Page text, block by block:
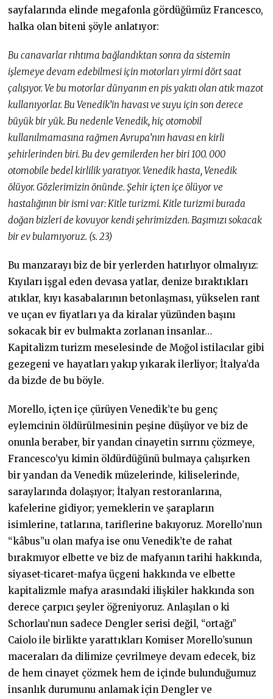
sayfalarında elinde megafonla gördüğümüz Francesco,
halka olan biteni şöyle anlatıyor:
Bu canavarlar rıhtıma bağlandıktan sonra da sistemin
işlemeye devam edebilmesi için motorları yirmi dört saat
çalışıyor. Ve bu motorlar dünyanın en pis yakıtı olan atık mazot
kullanıyorlar. Bu Venedik’in havası ve suyu için son derece
büyük bir yük. Bu nedenle Venedik, hiç otomobil
kullanılmamasına rağmen Avrupa’nın havası en kirli
şehirlerinden biri. Bu dev gemilerden her biri 100. 000
otomobile bedel kirlilik yaratıyor. Venedik hasta, Venedik
ölüyor. Gözlerimizin önünde. Şehir içten içe ölüyor ve
hastalığının bir ismi var: Kitle turizmi. Kitle turizmi burada
doğan bizleri de kovuyor kendi şehrimizden. Başımızı sokacak
bir ev bulamıyoruz. (s. 23)
Bu manzarayı biz de bir yerlerden hatırlıyor olmalıyız:
Kıyıları işgal eden devasa yatlar, denize bıraktıkları
atıklar, kıyı kasabalarının betonlaşması, yükselen rant
ve uçan ev fiyatları ya da kiralar yüzünden başını
sokacak bir ev bulmakta zorlanan insanlar…
Kapitalizm turizm meselesinde de Moğol istilacılar gibi
gezegeni ve hayatları yakıp yıkarak ilerliyor; İtalya’da
da bizde de bu böyle.
Morello, içten içe çürüyen Venedik’te bu genç
eylemcinin öldürülmesinin peşine düşüyor ve biz de
onunla beraber, bir yandan cinayetin sırrını çözmeye,
Francesco’yu kimin öldürdüğünü bulmaya çalışırken
bir yandan da Venedik müzelerinde, kiliselerinde,
saraylarında dolaşıyor; İtalyan restoranlarına,
kafelerine gidiyor; yemeklerin ve şarapların
isimlerine, tatlarına, tariflerine bakıyoruz. Morello’nun
“kâbus”u olan mafya ise onu Venedik’te de rahat
bırakmıyor elbette ve biz de mafyanın tarihi hakkında,
siyaset-ticaret-mafya üçgeni hakkında ve elbette
kapitalizmle mafya arasındaki ilişkiler hakkında son
derece çarpıcı şeyler öğreniyoruz. Anlaşılan o ki
Schorlau’nun sadece Dengler serisi değil, “ortağı”
Caiolo ile birlikte yarattıkları Komiser Morello’sunun
maceraları da dilimize çevrilmeye devam edecek, biz
de hem cinayet çözmek hem de içinde bulunduğumuz
insanlık durumunu anlamak için Dengler ve